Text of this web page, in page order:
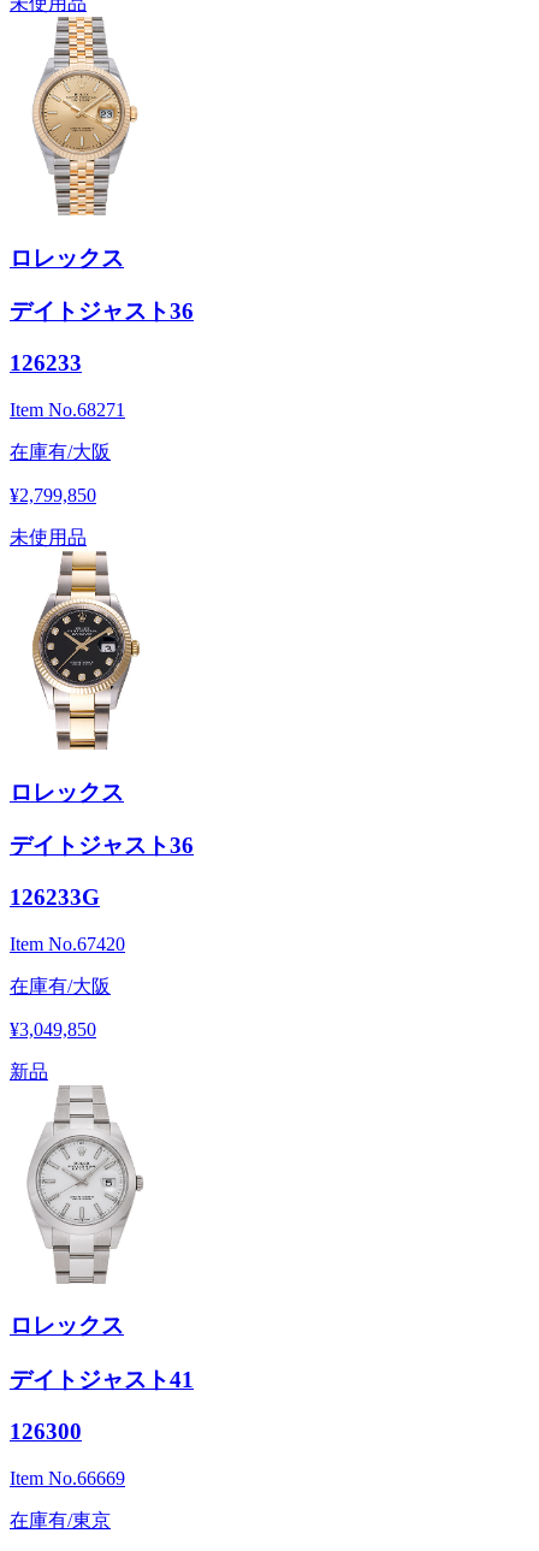
ロレックス
デイトジャスト36
126233
Item No.68271
在庫有/大阪
¥2,799,850
未使用品
ロレックス
デイトジャスト36
126233G
Item No.67420
在庫有/大阪
¥3,049,850
新品
ロレックス
デイトジャスト41
126300
Item No.66669
在庫有/東京